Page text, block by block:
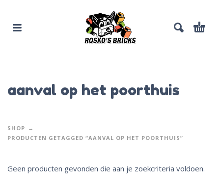
aanval op het poorthuis
SHOP
PRODUCTEN GETAGGED “AANVAL OP HET POORTHUIS”
Geen producten gevonden die aan je zoekcriteria voldoen.